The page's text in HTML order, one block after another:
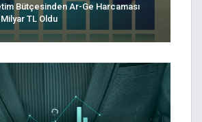
Bütçesinden Ar-Ge Harcaması
TL Oldu